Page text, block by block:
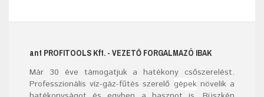
ant PROFITOOLS Kft. - VEZETŐ FORGALMAZÓ IBAK
Már 30 éve támogatjuk a hatékony csőszerelést.
Professzionális víz-gáz-fűtés szerelő gépeknövelik a